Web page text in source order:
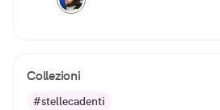
Collezioni
#stellecadenti